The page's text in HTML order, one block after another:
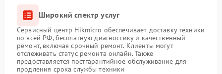
Широкий спектр услуг
Сервисный центр Hikmicro обеспечивает доставку техники
по всей РФ, бесплатную диагностику и качественный
ремонт, включая срочный ремонт. Клиенты могут
отслеживать статус ремонта онлайн. Также
предоставляется постгарантийное обслуживание для
продления срока службы техники